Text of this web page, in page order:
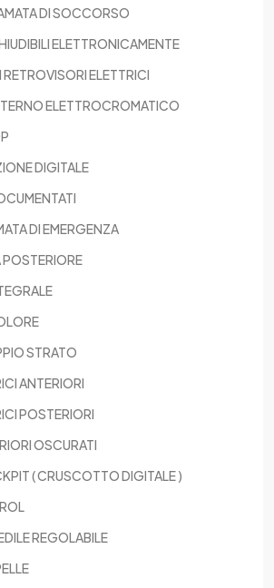
DI SOCCORSO
ELETTRONICAMENTE
ELETTRICI
ELETTROCROMATICO
DIGITALE
DI EMERGENZA
POSTERIORE
STRATO
ANTERIORI
POSTERIORI
OSCURATI
( CRUSCOTTO DIGITALE )
REGOLABILE